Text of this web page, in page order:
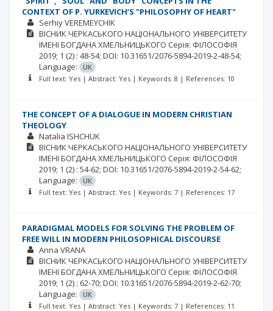
CONTEXT OF P. YURKEVICH’S "PHILOSOPHY OF HEART"
Serhiy VEREMEYCHIK
ВІСНИК ЧЕРКАСЬКОГО НАЦІОНАЛЬНОГО УНІВЕРСИТЕТУ
ІМЕНІ БОГДАНА ХМЕЛЬНИЦЬКОГО Серія: ФІЛОСОФІЯ
2019; 1 (2) : 48-54; DOI: 10.31651/2076-5894-2019-2-48-54;
Language:
UK
Full text: Yes | Abstract: Yes | Keywords: 8 | References: 10
THE CONCEPT OF A DIALOGUE IN MODERN CHRISTIAN
THEOLOGY
Natalia ISHCHUK
ВІСНИК ЧЕРКАСЬКОГО НАЦІОНАЛЬНОГО УНІВЕРСИТЕТУ
ІМЕНІ БОГДАНА ХМЕЛЬНИЦЬКОГО Серія: ФІЛОСОФІЯ
2019; 1 (2) : 54-62; DOI: 10.31651/2076-5894-2019-2-54-62;
Language:
UK
Full text: Yes | Abstract: Yes | Keywords: 7 | References: 17
PARADIGMAL MODELS FOR SOLVING THE PROBLEM OF
FREE WILL IN MODERN PHILOSOPHICAL DISCOURSE
Anna VRANA
ВІСНИК ЧЕРКАСЬКОГО НАЦІОНАЛЬНОГО УНІВЕРСИТЕТУ
ІМЕНІ БОГДАНА ХМЕЛЬНИЦЬКОГО Серія: ФІЛОСОФІЯ
2019; 1 (2) : 62-70; DOI: 10.31651/2076-5894-2019-2-62-70;
Language:
UK
Full text: Yes | Abstract: Yes | Keywords: 7 | References: 11